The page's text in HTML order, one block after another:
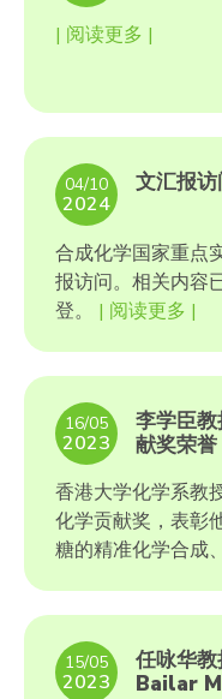
| 阅读更多 |
04/10
2024
文汇报访
合成化学国家重点
报访问。相关内容
登。 | 阅读更多 |
16/05
2023
李学臣
献奖荣誉
香港大学化学系教
化学贡献奖，表彰
糖的精准化学合成
15/05
2023
任咏华
Bailar